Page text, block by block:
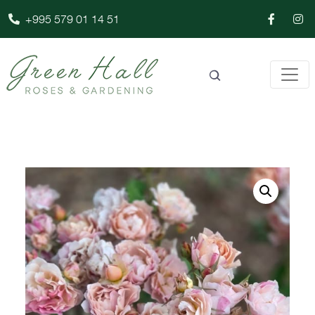
+995 579 01 14 51